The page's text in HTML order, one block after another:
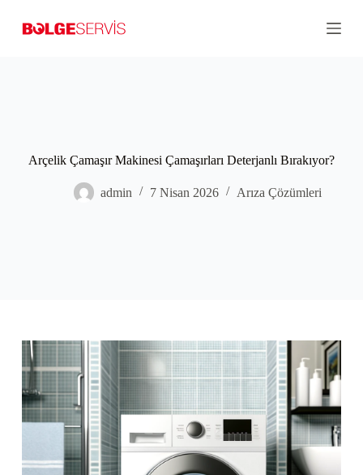
Arçelik Çamaşır Makinesi Çamaşırları Deterjanlı Bırakıyor?
admin 7 Nisan 2026 Arıza Çözümleri